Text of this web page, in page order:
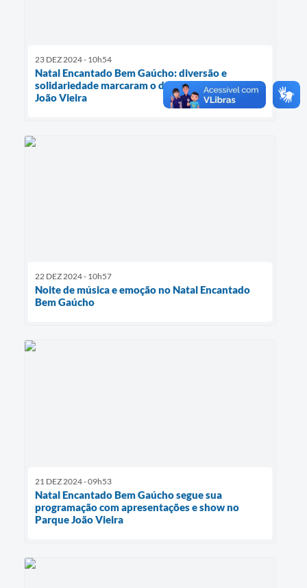
23 DEZ 2024 - 10h54
Natal Encantado Bem Gaúcho: diversão e
solidariedade marcaram o domingo no Parque
João Vieira
22 DEZ 2024 - 10h57
Noite de música e emoção no Natal Encantado
Bem Gaúcho
21 DEZ 2024 - 09h53
Natal Encantado Bem Gaúcho segue sua
programação com apresentações e show no
Parque João Vieira